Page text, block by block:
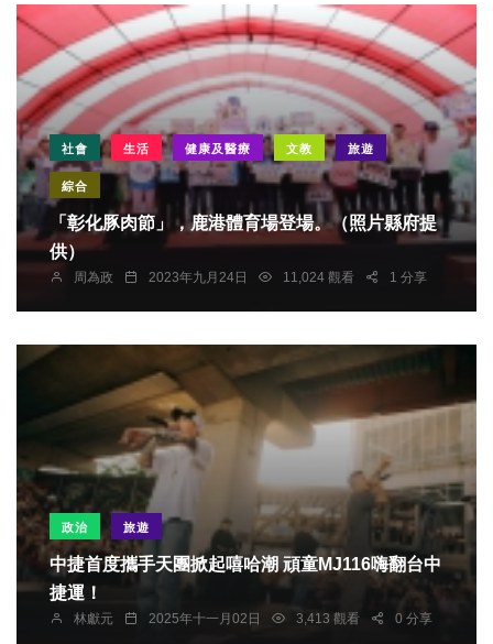
社會 生活 健康及醫療 文教 旅遊
綜合
「彰化豚肉節」，鹿港體育場登場。（照片縣府提
供）
周為政 2023年九月24日 11,024 觀看 1 分享
政治 旅遊
中捷首度攜手天團掀起嘻哈潮 頑童MJ116嗨翻台中
捷運！
林獻元 2025年十一月02日 3,413 觀看 0 分享